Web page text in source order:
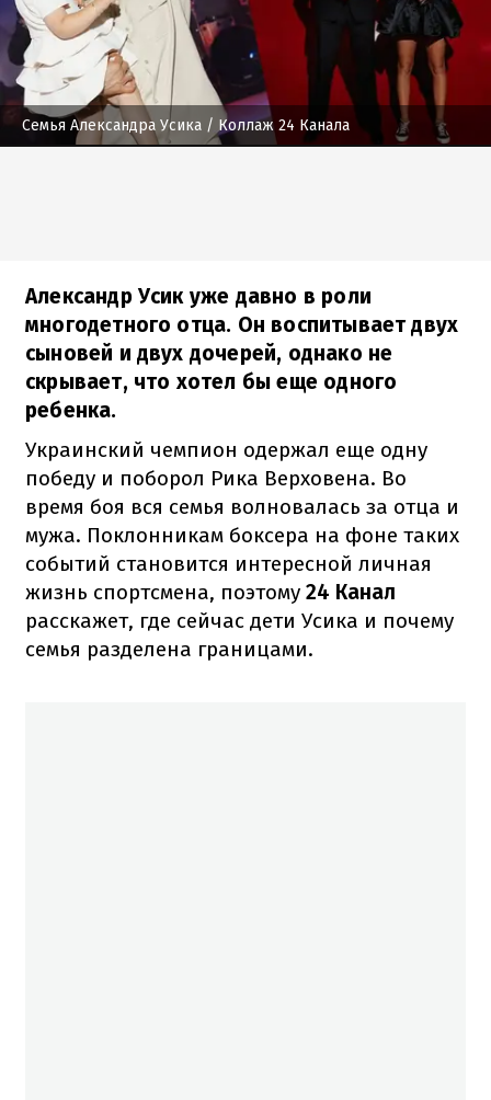
Семья Александра Усика / Коллаж 24 Канала
Александр Усик уже давно в роли
многодетного отца. Он воспитывает двух
сыновей и двух дочерей, однако не
скрывает, что хотел бы еще одного
ребенка.
Украинский чемпион одержал еще одну
победу и поборол Рика Верховена. Во
время боя вся семья волновалась за отца и
мужа. Поклонникам боксера на фоне таких
событий становится интересной личная
жизнь спортсмена, поэтому 24 Канал
расскажет, где сейчас дети Усика и почему
семья разделена границами.